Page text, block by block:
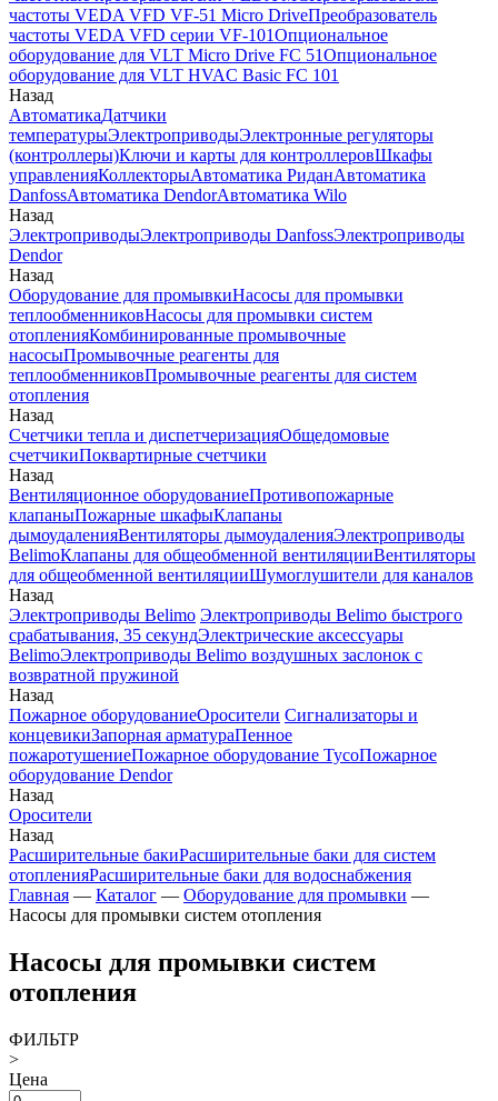
частоты VEDA VFD VF-51 Micro DriveПреобразователь
частоты VEDA VFD серии VF-101Опциональное
оборудование для VLT Micro Drive FC 51Опциональное
оборудование для VLT HVAC Basic FC 101
Назад
АвтоматикаДатчики
температурыЭлектроприводыЭлектронные регуляторы
(контроллеры)Ключи и карты для контроллеровШкафы
управленияКоллекторыАвтоматика РиданАвтоматика
DanfossАвтоматика DendorАвтоматика Wilo
Назад
ЭлектроприводыЭлектроприводы DanfossЭлектроприводы
Dendor
Назад
Оборудование для промывкиНасосы для промывки
теплообменниковНасосы для промывки систем
отопленияКомбинированные промывочные
насосыПромывочные реагенты для
теплообменниковПромывочные реагенты для систем
отопления
Назад
Счетчики тепла и диспетчеризацияОбщедомовые
счетчикиПоквартирные счетчики
Назад
Вентиляционное оборудованиеПротивопожарные
клапаныПожарные шкафыКлапаны
дымоудаленияВентиляторы дымоудаленияЭлектроприводы
BelimoКлапаны для общеобменной вентиляцииВентиляторы
для общеобменной вентиляцииШумоглушители для каналов
Назад
Электроприводы Belimo Электроприводы Belimo быстрого
срабатывания, 35 секундЭлектрические аксессуары
BelimoЭлектроприводы Belimo воздушных заслонок c
возвратной пружиной
Назад
Пожарное оборудованиеОросители Сигнализаторы и
концевикиЗапорная арматураПенное
пожаротушениеПожарное оборудование TycoПожарное
оборудование Dendor
Назад
Оросители
Назад
Расширительные бакиРасширительные баки для систем
отопленияРасширительные баки для водоснабжения
Главная — Каталог — Оборудование для промывки —
Насосы для промывки систем отопления
Насосы для промывки систем
отопления
ФИЛЬТР
>
Цена